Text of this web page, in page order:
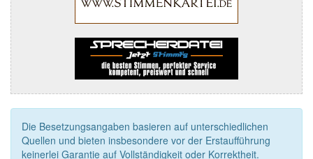
Die Besetzungsangaben basieren auf unterschiedlichen
Quellen und bieten insbesondere vor der Erstaufführung
keinerlei Garantie auf Vollständigkeit oder Korrektheit.